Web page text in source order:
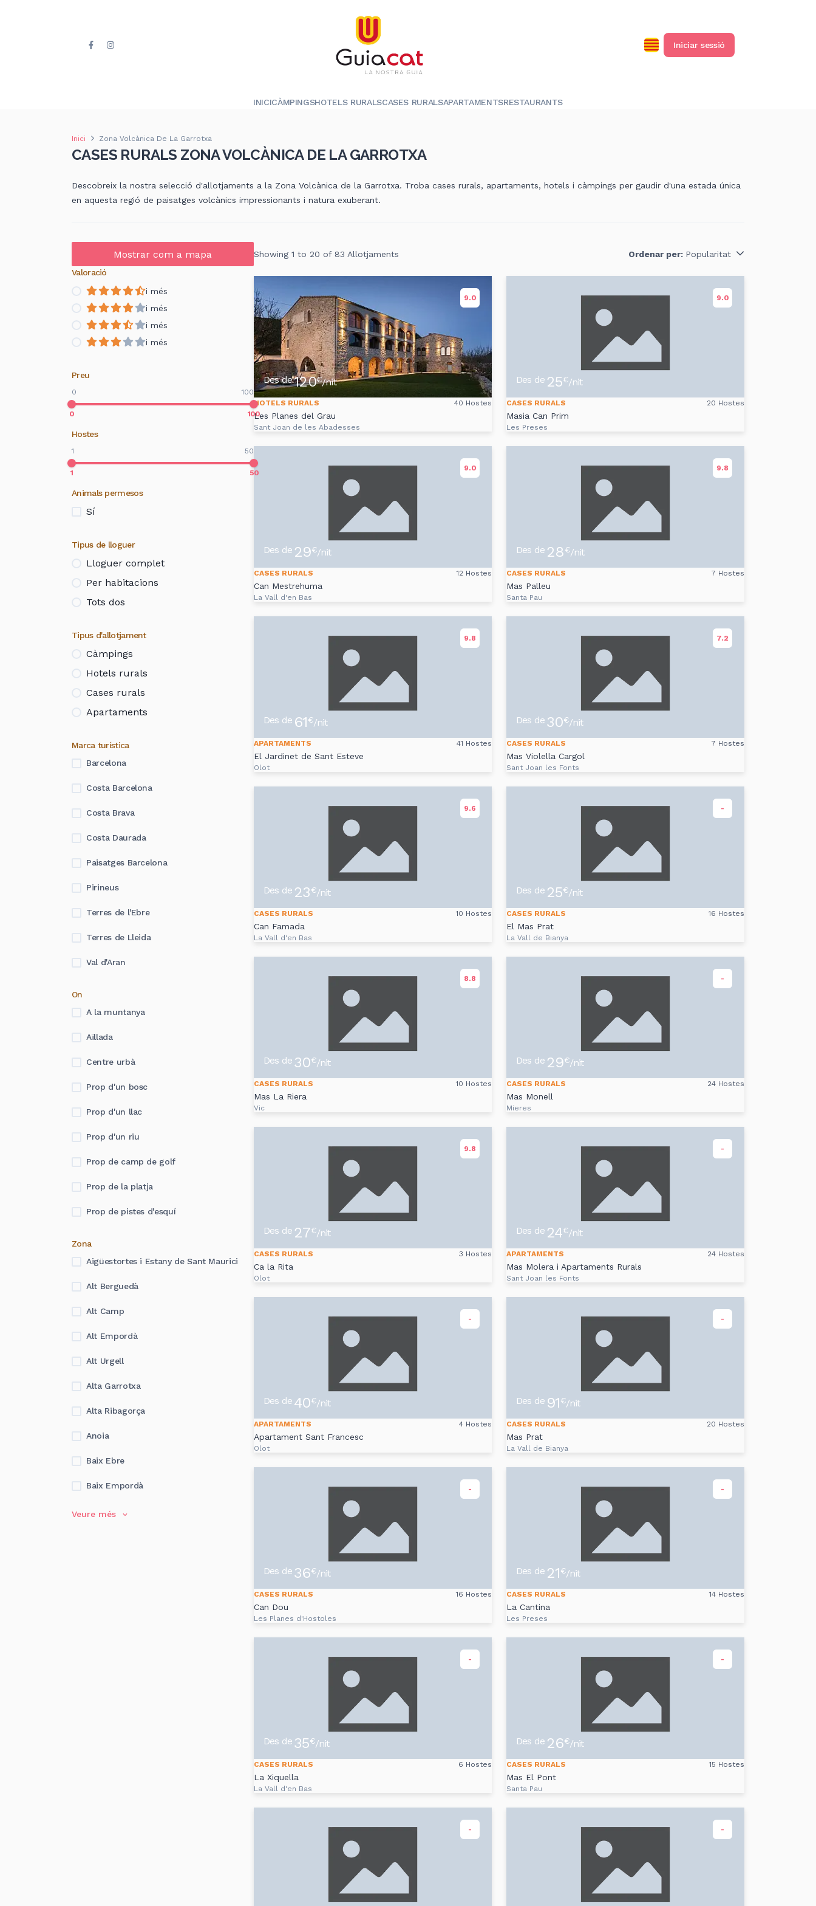
Iniciar sessió
INICICÀMPINGSHOTELS RURALSCASES RURALSAPARTAMENTSRESTAURANTS
Inici Zona Volcànica De La Garrotxa
CASES RURALS ZONA VOLCÀNICA DE LA GARROTXA
Descobreix la nostra selecció d'allotjaments a la Zona Volcànica de la Garrotxa. Troba cases rurals, apartaments, hotels i càmpings per gaudir d'una estada única
en aquesta regió de paisatges volcànics impressionants i natura exuberant.
Mostrar com a mapa
Valoració
i més
i més
i més
i més
Preu
0 100
0 100
Hostes
1 50
1 50
Animals permesos
Sí
Tipus de lloguer
Lloguer complet
Per habitacions
Tots dos
Tipus d'allotjament
Càmpings
Hotels rurals
Cases rurals
Apartaments
Marca turística
Barcelona
Costa Barcelona
Costa Brava
Costa Daurada
Paisatges Barcelona
Pirineus
Terres de l'Ebre
Terres de Lleida
Val d'Aran
On
A la muntanya
Aïllada
Centre urbà
Prop d'un bosc
Prop d'un llac
Prop d'un riu
Prop de camp de golf
Prop de la platja
Prop de pistes d'esquí
Zona
Aigüestortes i Estany de Sant Maurici
Alt Berguedà
Alt Camp
Alt Empordà
Alt Urgell
Alta Garrotxa
Alta Ribagorça
Anoia
Baix Ebre
Baix Empordà
Veure més
Showing 1 to 20 of 83 Allotjaments Ordenar per: Popularitat
9.0
Des de120€/nit
HOTELS RURALS 40 Hostes
Les Planes del Grau
Sant Joan de les Abadesses
9.0
Des de 25€/nit
CASES RURALS 20 Hostes
Masia Can Prim
Les Preses
9.0
Des de 29€/nit
CASES RURALS 12 Hostes
Can Mestrehuma
La Vall d'en Bas
9.8
Des de 28€/nit
CASES RURALS 7 Hostes
Mas Palleu
Santa Pau
9.8
Des de 61€/nit
APARTAMENTS 41 Hostes
El Jardinet de Sant Esteve
Olot
7.2
Des de 30€/nit
CASES RURALS 7 Hostes
Mas Violella Cargol
Sant Joan les Fonts
9.6
Des de 23€/nit
CASES RURALS 10 Hostes
Can Famada
La Vall d'en Bas
-
Des de 25€/nit
CASES RURALS 16 Hostes
El Mas Prat
La Vall de Bianya
8.8
Des de 30€/nit
CASES RURALS 10 Hostes
Mas La Riera
Vic
-
Des de 29€/nit
CASES RURALS 24 Hostes
Mas Monell
Mieres
9.8
Des de 27€/nit
CASES RURALS 3 Hostes
Ca la Rita
Olot
-
Des de 24€/nit
APARTAMENTS 24 Hostes
Mas Molera i Apartaments Rurals
Sant Joan les Fonts
-
Des de 40€/nit
APARTAMENTS 4 Hostes
Apartament Sant Francesc
Olot
-
Des de 91€/nit
CASES RURALS 20 Hostes
Mas Prat
La Vall de Bianya
-
Des de 36€/nit
CASES RURALS 16 Hostes
Can Dou
Les Planes d'Hostoles
-
Des de 21€/nit
CASES RURALS 14 Hostes
La Cantina
Les Preses
-
Des de 35€/nit
CASES RURALS 6 Hostes
La Xiquella
La Vall d'en Bas
-
Des de 26€/nit
CASES RURALS 15 Hostes
Mas El Pont
Santa Pau
- -